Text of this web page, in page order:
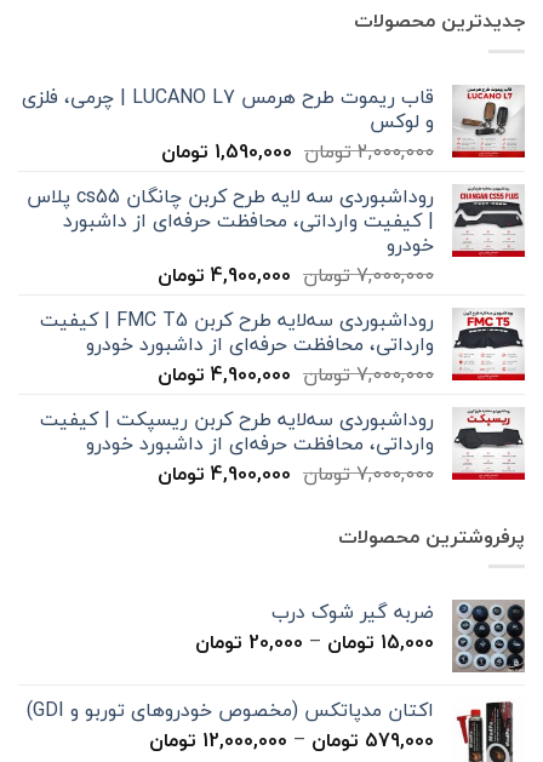
جدیدترین محصولات
قاب ریموت طرح هرمس LUCANO L7 | چرمی، فلزی
و لوکس
2,000,000تومان قیمت
2,000,000 تومان
بود.
1,590,000 تومانقیمت
1,590,000 تومان
است.
روداشبوردی سه‌ لایه طرح کربن چانگان cs55 پلاس
| کیفیت وارداتی، محافظت حرفه‌ای از داشبورد
خودرو
7,000,000تومان قیمت
7,000,000 تومان
بود.
4,900,000 تومانقیمت
4,900,000 تومان
است.
روداشبوردی سه‌لایه طرح کربن FMC T5 | کیفیت
وارداتی، محافظت حرفه‌ای از داشبورد خودرو
7,000,000تومان قیمت
7,000,000 تومان
بود.
4,900,000 تومانقیمت
4,900,000 تومان
است.
روداشبوردی سه‌لایه طرح کربن ریسپکت | کیفیت
وارداتی، محافظت حرفه‌ای از داشبورد خودرو
7,000,000تومان قیمت
4,900,000 تومانقیمت
پرفروشترین محصولات
ضربه گیر شوک درب
15,000 تومان –
20,000 تومان
تا
20,000 تومان
اکتان مدپاتکس (مخصوص خودروهای توربو و GDI)
579,000 تومان –
12,000,000 تومان